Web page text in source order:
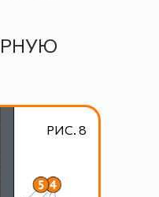
РИС. 8